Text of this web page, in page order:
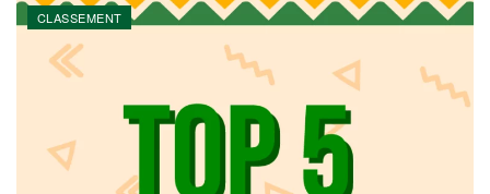
CLASSEMENT